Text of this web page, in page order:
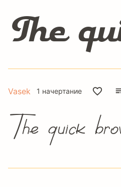
The
Vasek 1 начертание
The quick